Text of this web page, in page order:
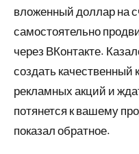
вложенный доллар на
самостоятельно
через ВКонтакте.
создать качественный
рекламных акций и
потянется к вашему
показал обратное.